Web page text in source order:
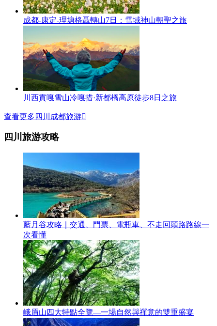
成都-康定-理塘格聶轉山7日：雪域神山朝聖之旅
川西貢嘎雪山冷嘎措·新都橋高原徒步8日之旅
查看更多四川成都旅游
四川旅游攻略
藍月谷攻略｜交通、門票、電瓶車、不走回頭路路線一
次看懂
峨眉山四大特點全覽—一場自然與禪意的雙重盛宴